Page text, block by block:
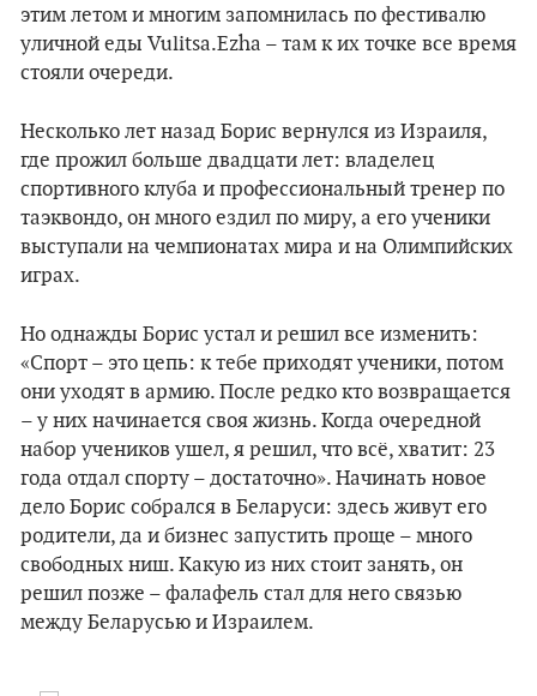
этим летом и многим запомнилась по фестивалю
уличной еды Vulitsa.Ezha – там к их точке все время
стояли очереди.
Несколько лет назад Борис вернулся из Израиля,
где прожил больше двадцати лет: владелец
спортивного клуба и профессиональный тренер по
таэквондо, он много ездил по миру, а его ученики
выступали на чемпионатах мира и на Олимпийских
играх.
Но однажды Борис устал и решил все изменить:
«Спорт – это цепь: к тебе приходят ученики, потом
они уходят в армию. После редко кто возвращается
– у них начинается своя жизнь. Когда очередной
набор учеников ушел, я решил, что всё, хватит: 23
года отдал спорту – достаточно». Начинать новое
дело Борис собрался в Беларуси: здесь живут его
родители, да и бизнес запустить проще – много
свободных ниш. Какую из них стоит занять, он
решил позже – фалафель стал для него связью
между Беларусью и Израилем.